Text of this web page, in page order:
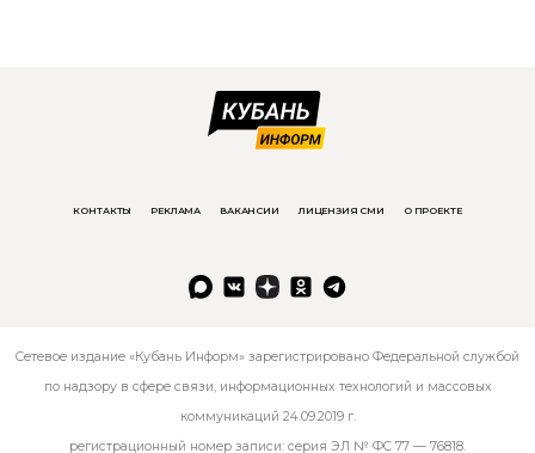
КОНТАКТЫ РЕКЛАМА ВАКАНСИИ ЛИЦЕНЗИЯ СМИ О ПРОЕКТЕ
Сетевое издание «Кубань Информ» зарегистрировано Федеральной службой
по надзору в сфере связи, информационных технологий и массовых
коммуникаций 24.09.2019 г.
регистрационный номер записи: серия ЭЛ № ФС 77 — 76818.